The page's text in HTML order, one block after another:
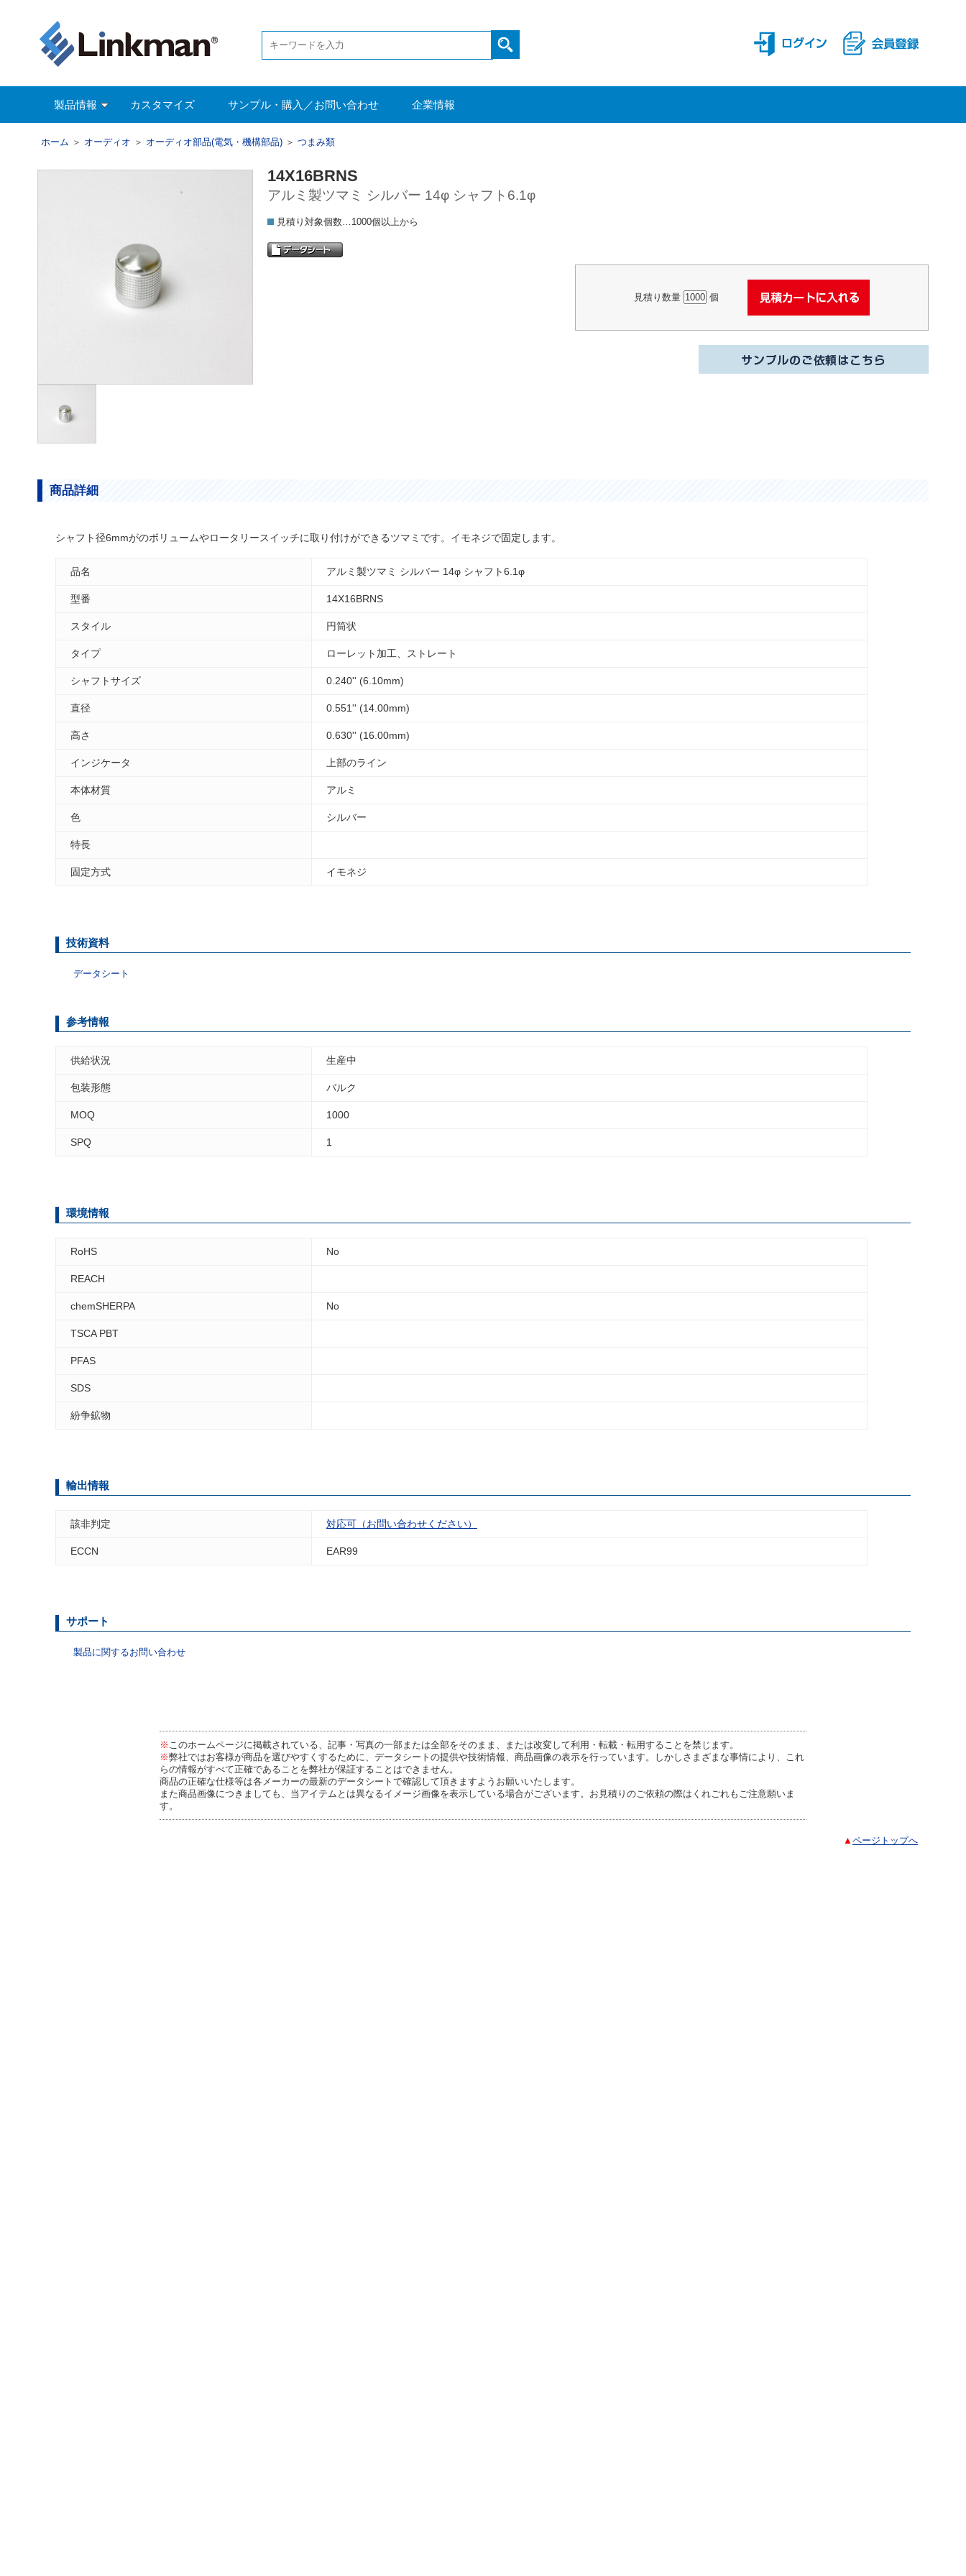
製品情報 カスタマイズ サンプル・購入／お問い合わせ 企業情報
ホーム ＞ オーディオ ＞ オーディオ部品(電気・機構部品) ＞ つまみ類
14X16BRNS
アルミ製ツマミ シルバー 14φ シャフト6.1φ
見積り対象個数…1000個以上から
見積り数量 個
商品詳細
シャフト径6mmがのボリュームやロータリースイッチに取り付けができるツマミです。イモネジで固定します。
品名 アルミ製ツマミ シルバー 14φ シャフト6.1φ
型番 14X16BRNS
スタイル 円筒状
タイプ ローレット加工、ストレート
シャフトサイズ 0.240'' (6.10mm)
直径 0.551'' (14.00mm)
高さ 0.630'' (16.00mm)
インジケータ 上部のライン
本体材質 アルミ
色 シルバー
特長
固定方式 イモネジ
技術資料
データシート
参考情報
供給状況 生産中
包装形態 バルク
MOQ 1000
SPQ 1
環境情報
RoHS No
REACH
chemSHERPA No
TSCA PBT
PFAS
SDS
紛争鉱物
輸出情報
該非判定 対応可（お問い合わせください）
ECCN EAR99
サポート
製品に関するお問い合わせ
※ このホームページに掲載されている、記事・写真の一部または全部をそのまま、または改変して利用・転載・転用することを禁じます。
※弊社ではお客様が商品を選びやすくするために、データシートの提供や技術情報、商品画像の表示を行っています。しかしさまざまな事情により、これ
らの情報がすべて正確であることを弊社が保証することはできません。
商品の正確な仕様等は各メーカーの最新のデータシートで確認して頂きますようお願いいたします。
また商品画像につきましても、当アイテムとは異なるイメージ画像を表示している場合がございます。お見積りのご依頼の際はくれごれもご注意願いま
す。
▲ ページトップへ